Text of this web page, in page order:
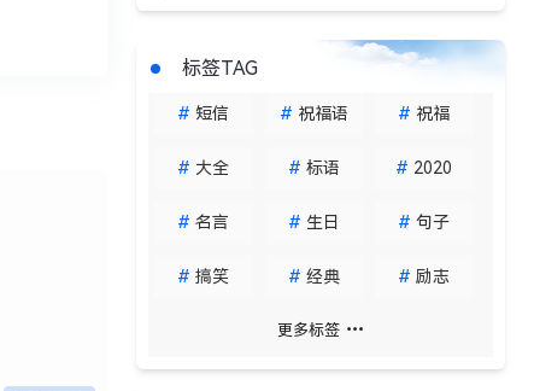
标签TAG
# 短信 # 祝福语 # 祝福
# 大全 # 标语 # 2020
# 名言 # 生日 # 句子
# 搞笑 # 经典 # 励志
更多标签